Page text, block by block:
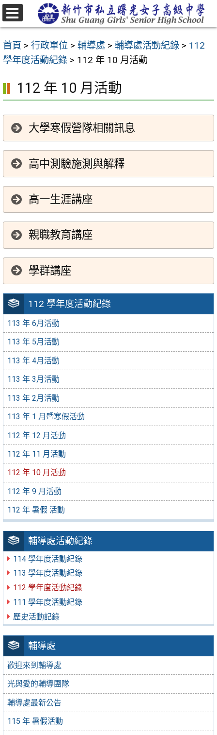
跳
至
要
內
區
首頁 > 行政單位 > 輔導處 > 輔導處活動紀錄 > 112
學年度活動紀錄 > 112 年 10 月活動
112 學年度活動紀錄
113 年 6月活動
113 年 5月活動
113 年 4月活動
113 年 3月活動
113 年 2月活動
113 年 1 月暨寒假活動
112 年 12 月活動
112 年 11 月活動
112 年 10 月活動
112 年 9 月活動
112 年 暑假 活動
輔導處活動紀錄
114 學年度活動紀錄
113 學年度活動紀錄
112 學年度活動紀錄
111 學年度活動紀錄
歷史活動記錄
輔導處
歡迎來到輔導處
光與愛的輔導團隊
輔導處最新公告
115 年 暑假活動
112 年 10 月活動
大學寒假營隊相關訊息
高中測驗施測與解釋
高一生涯講座
親職教育講座
學群講座
選
單